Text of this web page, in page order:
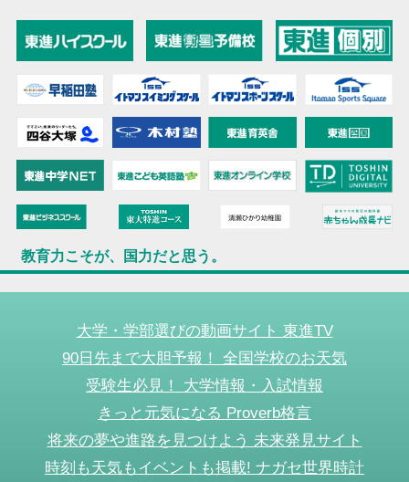
教育力こそが、国力だと思う。
大学・学部選びの動画サイト 東進TV
90日先まで大胆予報！ 全国学校のお天気
受験生必見！ 大学情報・入試情報
きっと元気になる Proverb格言
将来の夢や進路を見つけよう 未来発見サイト
時刻も天気もイベントも掲載! ナガセ世界時計